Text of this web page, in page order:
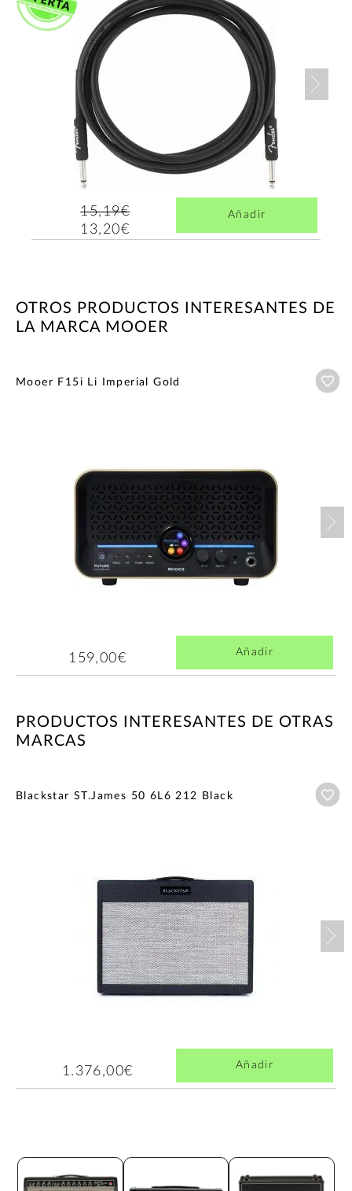
15,19€
13,20€
Añadir
OTROS PRODUCTOS INTERESANTES DE
LA MARCA MOOER
Mooer F15i Li Imperial Gold
159,00€ Añadir
PRODUCTOS INTERESANTES DE OTRAS
MARCAS
Blackstar ST.James 50 6L6 212 Black
1.376,00€ Añadir